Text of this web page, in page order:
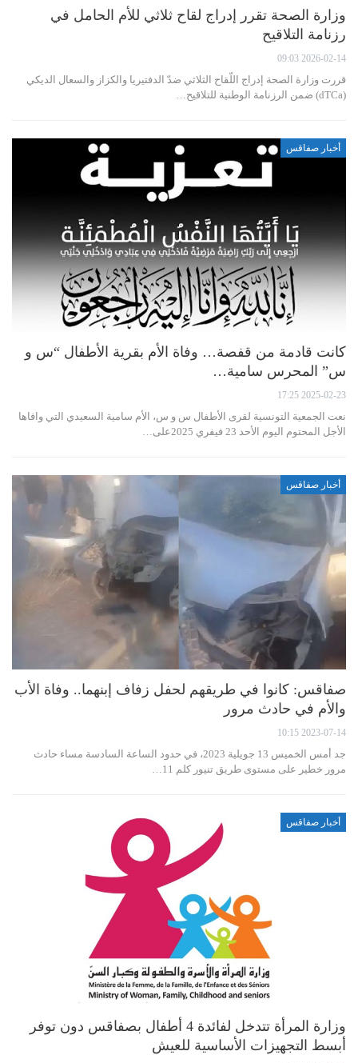
وزارة الصحة تقرر إدراج لقاح ثلاثي للأم الحامل في
رزنامة التلاقيح
2026-02-14 09:03
قررت وزارة الصحة إدراج اللّقاح الثلاثي ضدّ الدفتيريا والكزاز والسعال الديكي
(dTCa) ضمن الرزنامة الوطنية للتلاقيح…
أخبار صفاقس
كانت قادمة من قفصة… وفاة الأم بقرية الأطفال “س و
س” المحرس سامية…
2025-02-23 17:25
نعت الجمعية التونسية لقرى الأطفال س و س، الأم سامية السعيدي التي وافاها
الأجل المحتوم اليوم الأحد 23 فيفري 2025على…
أخبار صفاقس
صفاقس: كانوا في طريقهم لحفل زفاف إبنهما.. وفاة الأب
والأم في حادث مرور
2023-07-14 10:15
جد أمس الخميس 13 جويلية 2023، في حدود الساعة السادسة مساء حادث
مرور خطير على مستوى طريق تنيور كلم 11…
أخبار صفاقس
وزارة المرأة تتدخل لفائدة 4 أطفال بصفاقس دون توفر
أبسط التجهيزات الأساسية للعيش